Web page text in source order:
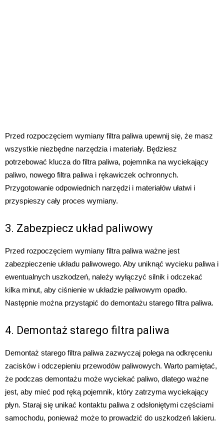
Przed rozpoczęciem wymiany filtra paliwa upewnij się, że masz
wszystkie niezbędne narzędzia i materiały. Będziesz
potrzebować klucza do filtra paliwa, pojemnika na wyciekający
paliwo, nowego filtra paliwa i rękawiczek ochronnych.
Przygotowanie odpowiednich narzędzi i materiałów ułatwi i
przyspieszy cały proces wymiany.
3. Zabezpiecz układ paliwowy
Przed rozpoczęciem wymiany filtra paliwa ważne jest
zabezpieczenie układu paliwowego. Aby uniknąć wycieku paliwa i
ewentualnych uszkodzeń, należy wyłączyć silnik i odczekać
kilka minut, aby ciśnienie w układzie paliwowym opadło.
Następnie można przystąpić do demontażu starego filtra paliwa.
4. Demontaż starego filtra paliwa
Demontaż starego filtra paliwa zazwyczaj polega na odkręceniu
zacisków i odczepieniu przewodów paliwowych. Warto pamiętać,
że podczas demontażu może wyciekać paliwo, dlatego ważne
jest, aby mieć pod ręką pojemnik, który zatrzyma wyciekający
płyn. Staraj się unikać kontaktu paliwa z odsłoniętymi częściami
samochodu, ponieważ może to prowadzić do uszkodzeń lakieru.